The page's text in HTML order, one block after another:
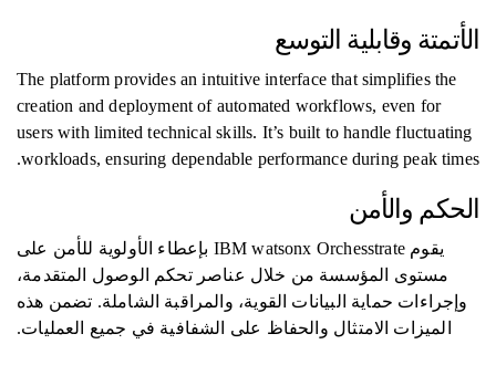
الأتمتة وقابلية التوسع
The platform provides an intuitive interface that simplifies the
creation and deployment of automated workflows, even for
users with limited technical skills. It’s built to handle fluctuating
workloads, ensuring dependable performance during peak times.
الحكم والأمن
يقوم IBM watsonx Orchesstrate بإعطاء الأولوية للأمن على
مستوى المؤسسة من خلال عناصر تحكم الوصول المتقدمة،
وإجراءات حماية البيانات القوية، والمراقبة الشاملة. تضمن هذه
الميزات الامتثال والحفاظ على الشفافية في جميع العمليات.